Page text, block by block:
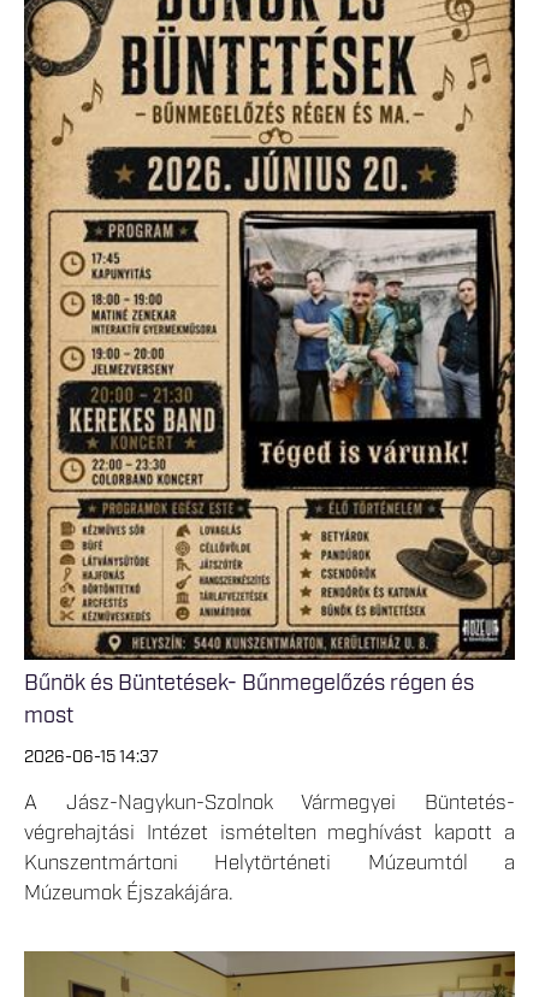
Bűnök és Büntetések- Bűnmegelőzés régen és
most
2026-06-15 14:37
A Jász-Nagykun-Szolnok Vármegyei Büntetés-
végrehajtási Intézet ismételten meghívást kapott a
Kunszentmártoni Helytörténeti Múzeumtól a
Múzeumok Éjszakájára.